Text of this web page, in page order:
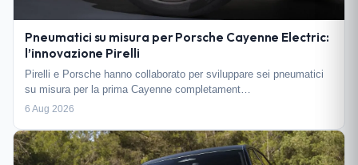
Pneumatici su misura per Porsche Cayenne Electric:
l’innovazione Pirelli
Pirelli e Porsche hanno collaborato per sviluppare sei pneumatici
su misura per la prima Cayenne completament…
6 Aug 2026